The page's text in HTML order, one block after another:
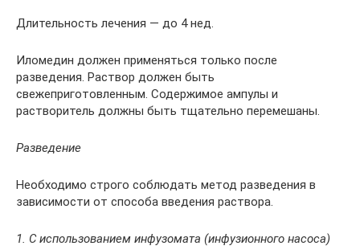
Длительность лечения — до 4 нед.
Иломедин должен применяться только после
разведения. Раствор должен быть
свежеприготовленным. Содержимое ампулы и
растворитель должны быть тщательно перемешаны.
Разведение
Необходимо строго соблюдать метод разведения в
зависимости от способа введения раствора.
1. С использованием инфузомата (инфузионного насоса)